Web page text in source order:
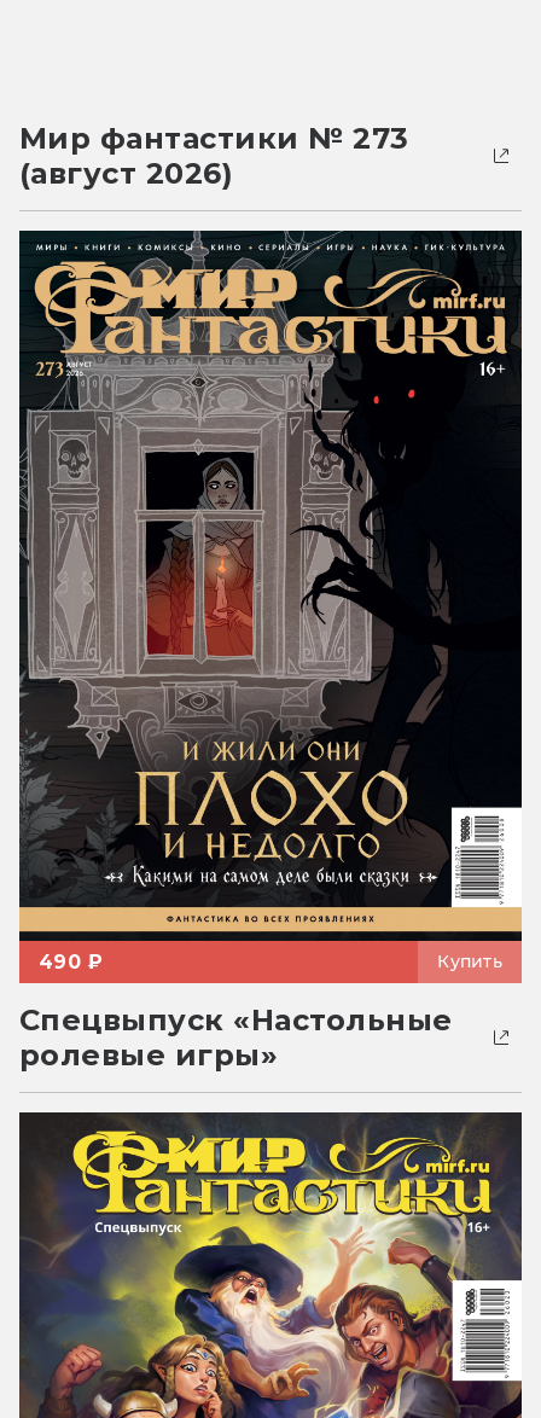
Мир фантастики № 273
(август 2026)
490 ₽ Купить
Спецвыпуск «Настольные
ролевые игры»